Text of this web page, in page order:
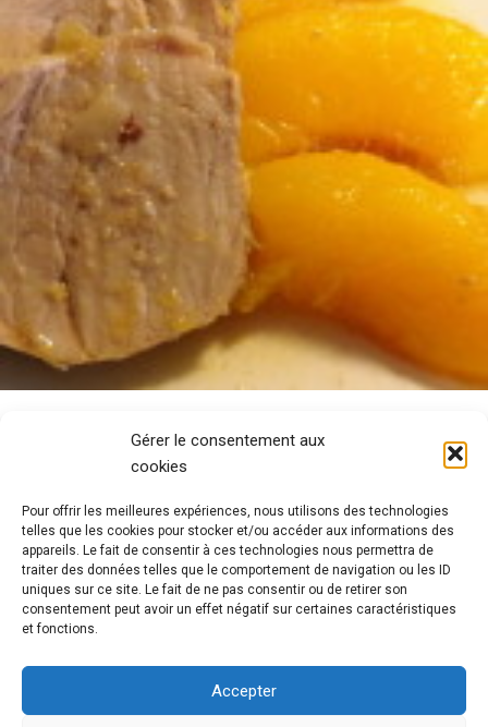
Gérer le consentement aux
cookies
Pour offrir les meilleures expériences, nous utilisons des technologies
telles que les cookies pour stocker et/ou accéder aux informations des
appareils. Le fait de consentir à ces technologies nous permettra de
traiter des données telles que le comportement de navigation ou les ID
uniques sur ce site. Le fait de ne pas consentir ou de retirer son
consentement peut avoir un effet négatif sur certaines caractéristiques
et fonctions.
Accepter